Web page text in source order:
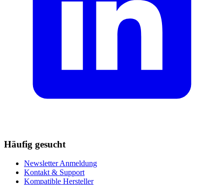
Häufig gesucht
Newsletter Anmeldung
Kontakt & Support
Kompatible Hersteller